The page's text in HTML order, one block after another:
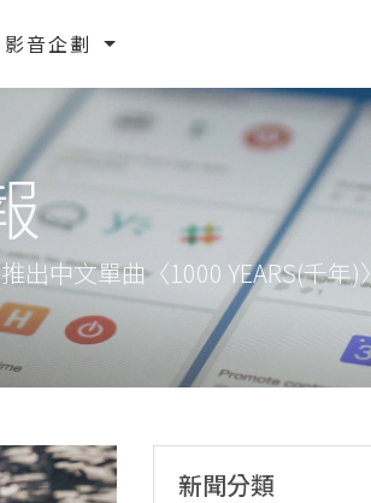
影音企劃
中文單曲〈1000 YEARS(千年)〉
新聞分類